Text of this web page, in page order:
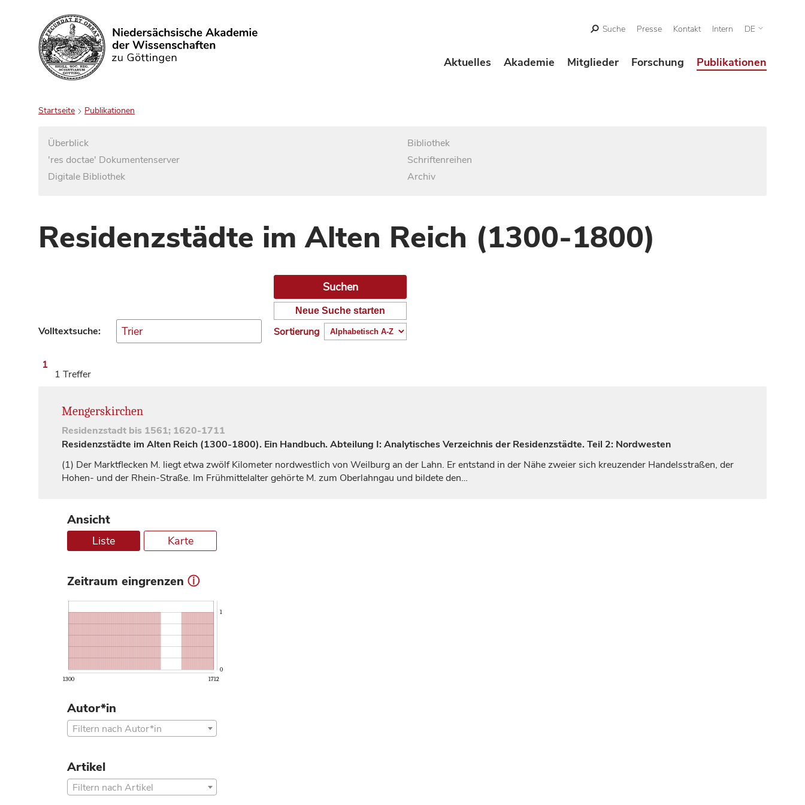
Suchen
Suche Presse Kontakt Intern DE
Aktuelles Akademie Mitglieder Forschung Publikationen
Startseite Publikationen
Überblick
'res doctae' Dokumentenserver
Digitale Bibliothek
Bibliothek
Schriftenreihen
Archiv
Residenzstädte im Alten Reich (1300-1800)
Volltextsuche:
Neue Suche starten
Sortierung
1
1 Treffer
Mengerskirchen
Residenzstadt bis 1561; 1620-1711
Residenzstädte im Alten Reich (1300-1800). Ein Handbuch. Abteilung I: Analytisches Verzeichnis der Residenzstädte. Teil 2: Nordwesten
(1) Der Marktflecken M. liegt etwa zwölf Kilometer nordwestlich von Weilburg an der Lahn. Er entstand in der Nähe zweier sich kreuzender Handelsstraßen, der
Hohen- und der Rhein-Straße. Im Frühmittelalter gehörte M. zum Oberlahngau und bildete den…
Ansicht
Liste Karte
Zeitraum eingrenzen ⓘ
1300 1712
0
1
Autor*in
Filtern nach Autor*in
Artikel
Filtern nach Artikel